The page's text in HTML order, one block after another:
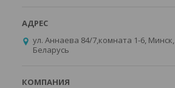
ул. Аннаева 84/7,комната 1-6, Минск,
Беларусь